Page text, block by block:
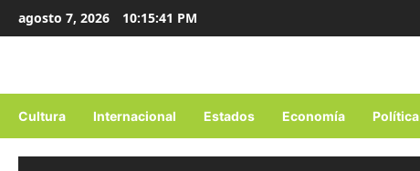
agosto 7, 2026 10:15:42 PM
Cultura Internacional Estados Economía Política